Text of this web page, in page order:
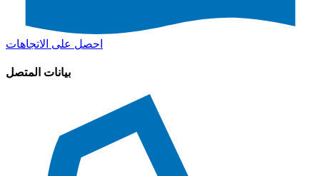
احصل على الاتجاهات
بيانات المتصل